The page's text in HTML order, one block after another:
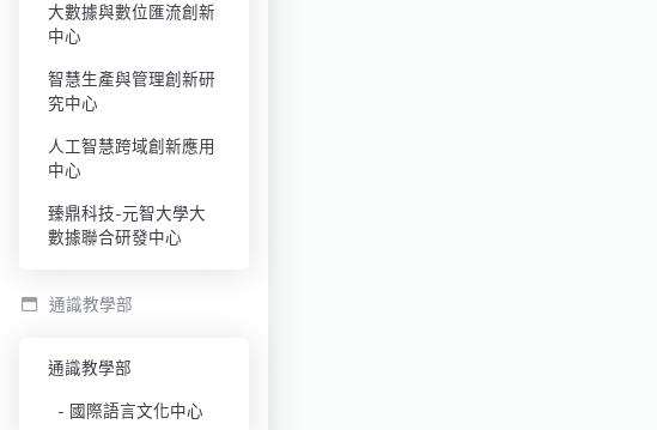
大數據與數位匯流創新
中心
智慧生產與管理創新研
究中心
人工智慧跨域創新應用
中心
臻鼎科技-元智大學大
數據聯合研發中心
通識教學部
通識教學部
國際語言文化中心